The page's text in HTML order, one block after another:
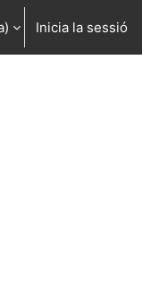
la cercaInicia la sessió